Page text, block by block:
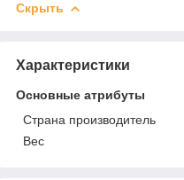
Скрыть
Характеристики
Основные атрибуты
Страна производитель
Вес